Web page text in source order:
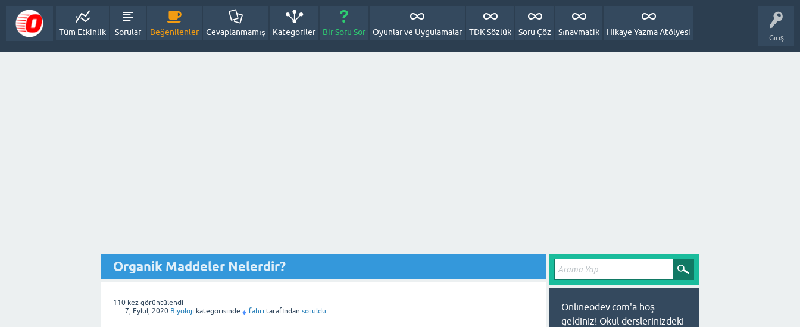
Giriş
Tüm Etkinlik Sorular Beğenilenler Cevaplanmamış Kategoriler Bir Soru Sor Oyunlar ve Uygulamalar TDK Sözlük Soru Çöz Sınavmatik Hikaye Yazma Atölyesi
Organik Maddeler Nelerdir?
110 kez görüntülendi
7, Eylül, 2020 Biyoloji kategorisinde ♦ fahri tarafından soruldu
Onlineodev.com'a hoş
geldiniz! Okul derslerinizdeki